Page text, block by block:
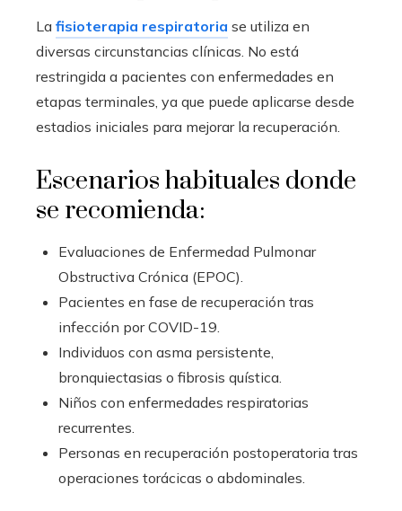
La fisioterapia respiratoria se utiliza en
diversas circunstancias clínicas. No está
restringida a pacientes con enfermedades en
etapas terminales, ya que puede aplicarse desde
estadios iniciales para mejorar la recuperación.
Escenarios habituales donde
se recomienda:
Evaluaciones de Enfermedad Pulmonar
Obstructiva Crónica (EPOC).
Pacientes en fase de recuperación tras
infección por COVID-19.
Individuos con asma persistente,
bronquiectasias o fibrosis quística.
Niños con enfermedades respiratorias
recurrentes.
Personas en recuperación postoperatoria tras
operaciones torácicas o abdominales.